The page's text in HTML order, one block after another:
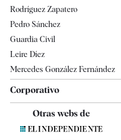
Televisión
Rodríguez Zapatero
Pedro Sánchez
Guardia Civil
Leire Díez
Mercedes González Fernández
Corporativo
Contacto
Otras webs de